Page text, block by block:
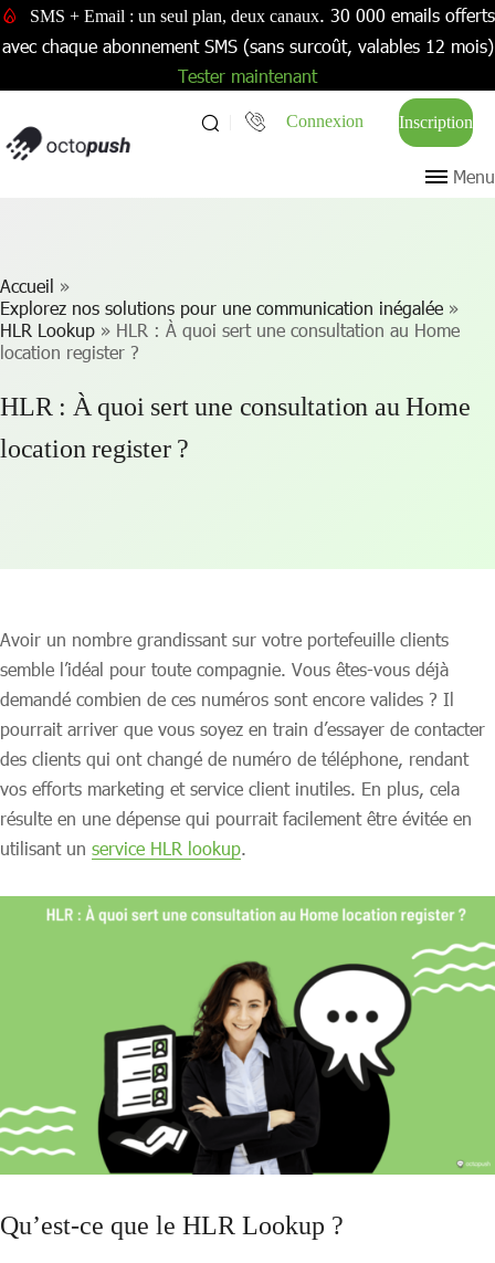
SMS + Email : un seul plan, deux canaux. 30 000 emails offerts
avec chaque abonnement SMS (sans surcoût, valables 12 mois)
Tester maintenant
Connexion Inscription
Menu
Accueil »
Explorez nos solutions pour une communication inégalée »
HLR Lookup » HLR : À quoi sert une consultation au Home
location register ?
HLR : À quoi sert une consultation au Home
location register ?
Avoir un nombre grandissant sur votre portefeuille clients
semble l’idéal pour toute compagnie. Vous êtes-vous déjà
demandé combien de ces numéros sont encore valides ? Il
pourrait arriver que vous soyez en train d’essayer de contacter
des clients qui ont changé de numéro de téléphone, rendant
vos efforts marketing et service client inutiles. En plus, cela
résulte en une dépense qui pourrait facilement être évitée en
utilisant un service HLR lookup.
Qu’est-ce que le HLR Lookup ?